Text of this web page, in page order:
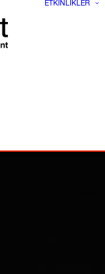
ETKINLIKLER